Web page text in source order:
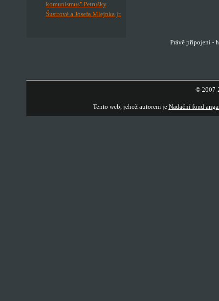
komunismus" Petrušky
Šustrové a Josefa Mlejnka jr.
Právě připojeni -
© 2007-
Tento web, jehož autorem je Nadační fond